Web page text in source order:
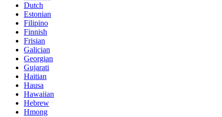
Dutch
Estonian
Filipino
Finnish
Frisian
Galician
Georgian
Gujarati
Haitian
Hausa
Hawaiian
Hebrew
Hmong